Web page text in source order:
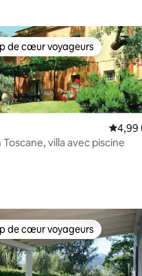
de cœur voyageurs les plus
de cœur voyageurs
4,99
Toscane, villa avec piscine
de cœur voyageurs les plus
de cœur voyageurs